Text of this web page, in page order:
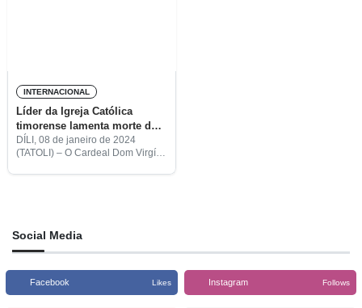
INTERNACIONAL
Líder da Igreja Católica
timorense lamenta morte de
bispo emérito de Atambua
DÍLI, 08 de janeiro de 2024
(TATOLI) – O Cardeal Dom Virgílio
Social Media
Facebook Likes Instagram Follows